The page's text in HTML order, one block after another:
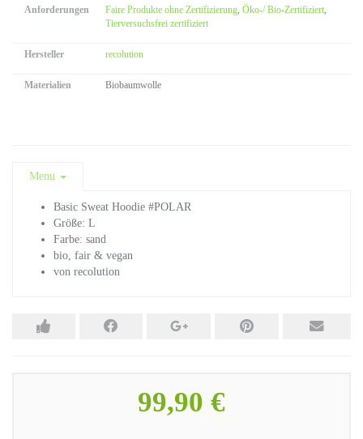
Anforderungen Faire Produkte ohne Zertifizierung, Öko-/ Bio-Zertifiziert,
Tierversuchsfrei zertifiziert
Hersteller recolution
Materialien Biobaumwolle
Menu
Basic Sweat Hoodie #POLAR
Größe: L
Farbe: sand
bio, fair & vegan
von recolution
99,90 €